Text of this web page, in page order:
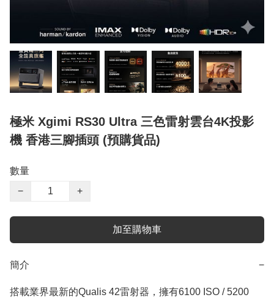
極米 Xgimi RS30 Ultra 三色雷射雲台4K投影
機 香港三腳插頭 (預購貨品)
數量
−
+
加至購物車
簡介 −
搭載業界最新的Qualis 42雷射器，擁有6100 ISO / 5200